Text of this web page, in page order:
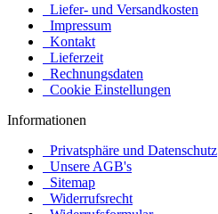
Liefer- und Versandkosten
Impressum
Kontakt
Lieferzeit
Rechnungsdaten
Cookie Einstellungen
Informationen
Privatsphäre und Datenschutz
Unsere AGB's
Sitemap
Widerrufsrecht